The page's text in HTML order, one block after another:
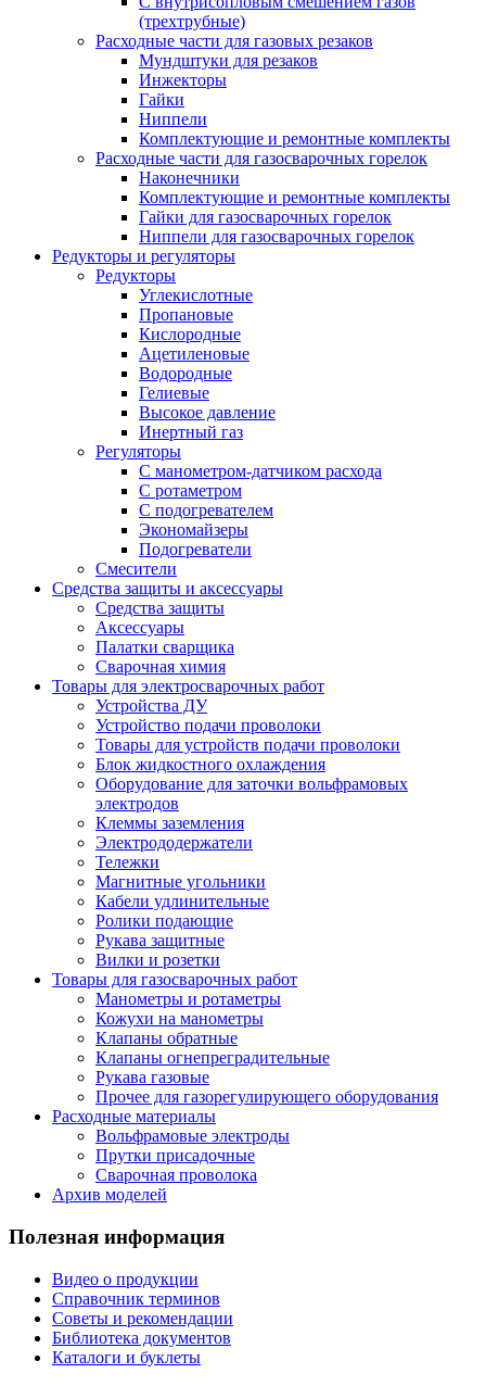
(трехтрубные)
Расходные части для газовых резаков
Мундштуки для резаков
Инжекторы
Гайки
Ниппели
Комплектующие и ремонтные комплекты
Расходные части для газосварочных горелок
Наконечники
Комплектующие и ремонтные комплекты
Гайки для газосварочных горелок
Ниппели для газосварочных горелок
Редукторы и регуляторы
Редукторы
Углекислотные
Пропановые
Кислородные
Ацетиленовые
Водородные
Гелиевые
Высокое давление
Инертный газ
Регуляторы
С манометром-датчиком расхода
С ротаметром
С подогревателем
Экономайзеры
Подогреватели
Смесители
Средства защиты и аксессуары
Средства защиты
Аксессуары
Палатки сварщика
Сварочная химия
Товары для электросварочных работ
Устройства ДУ
Устройство подачи проволоки
Товары для устройств подачи проволоки
Блок жидкостного охлаждения
Оборудование для заточки вольфрамовых
электродов
Клеммы заземления
Электрододержатели
Тележки
Магнитные угольники
Кабели удлинительные
Ролики подающие
Рукава защитные
Вилки и розетки
Товары для газосварочных работ
Манометры и ротаметры
Кожухи на манометры
Клапаны обратные
Клапаны огнепреградительные
Рукава газовые
Прочее для газорегулирующего оборудования
Расходные материалы
Вольфрамовые электроды
Прутки присадочные
Сварочная проволока
Архив моделей
Полезная информация
Видео о продукции
Справочник терминов
Советы и рекомендации
Библиотека документов
Каталоги и буклеты